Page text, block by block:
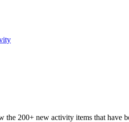
the 200+ new activity items that have